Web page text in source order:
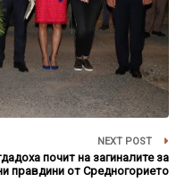
NEXT POST
почит на загиналите за
правдини от Средногорието